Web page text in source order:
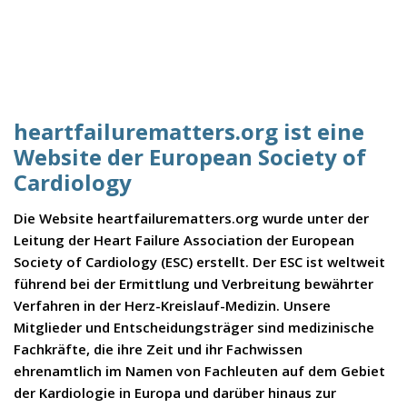
heartfailurematters.org ist eine
Website der European Society of
Cardiology
Die Website heartfailurematters.org wurde unter der
Leitung der Heart Failure Association der European
Society of Cardiology (ESC) erstellt. Der ESC ist weltweit
führend bei der Ermittlung und Verbreitung bewährter
Verfahren in der Herz-Kreislauf-Medizin. Unsere
Mitglieder und Entscheidungsträger sind medizinische
Fachkräfte, die ihre Zeit und ihr Fachwissen
ehrenamtlich im Namen von Fachleuten auf dem Gebiet
der Kardiologie in Europa und darüber hinaus zur